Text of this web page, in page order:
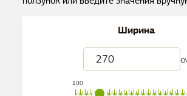
Ширина
100